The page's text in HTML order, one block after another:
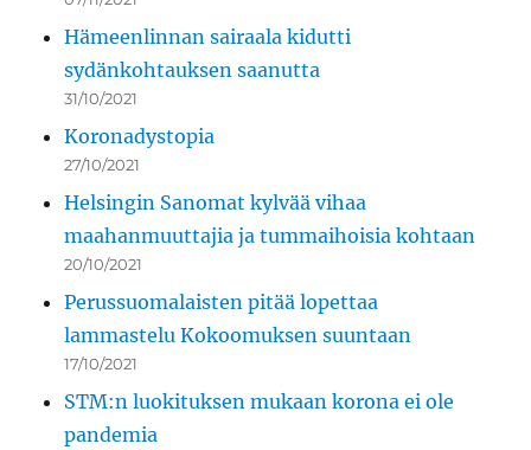
Hämeenlinnan sairaala kidutti
sydänkohtauksen saanutta
31/10/2021
Koronadystopia
27/10/2021
Helsingin Sanomat kylvää vihaa
maahanmuuttajia ja tummaihoisia kohtaan
20/10/2021
Perussuomalaisten pitää lopettaa
lammastelu Kokoomuksen suuntaan
17/10/2021
STM:n luokituksen mukaan korona ei ole
pandemia